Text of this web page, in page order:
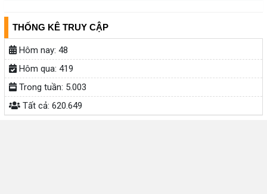
THỐNG KÊ TRUY CẬP
Hôm nay: 48
Hôm qua: 419
Trong tuần: 5.003
Tất cả: 620.649